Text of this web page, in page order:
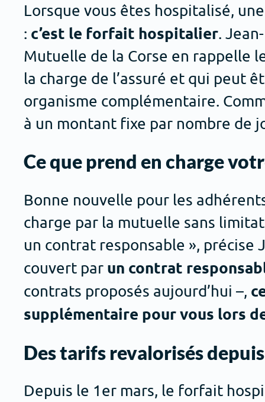
Lorsque vous êtes hospitalisé,
: c’est le forfait hospitalier.
Mutuelle de la Corse en rappelle
la charge de l’assuré et qui peut
organisme complémentaire.
à un montant fixe par nombre de
Ce que prend en charge
Bonne nouvelle pour les
charge par la mutuelle sans
un contrat responsable », précise
couvert par un contrat
contrats proposés aujourd’hui –,
supplémentaire pour vous lors
Des tarifs revalorisés
Depuis le 1er mars, le forfait